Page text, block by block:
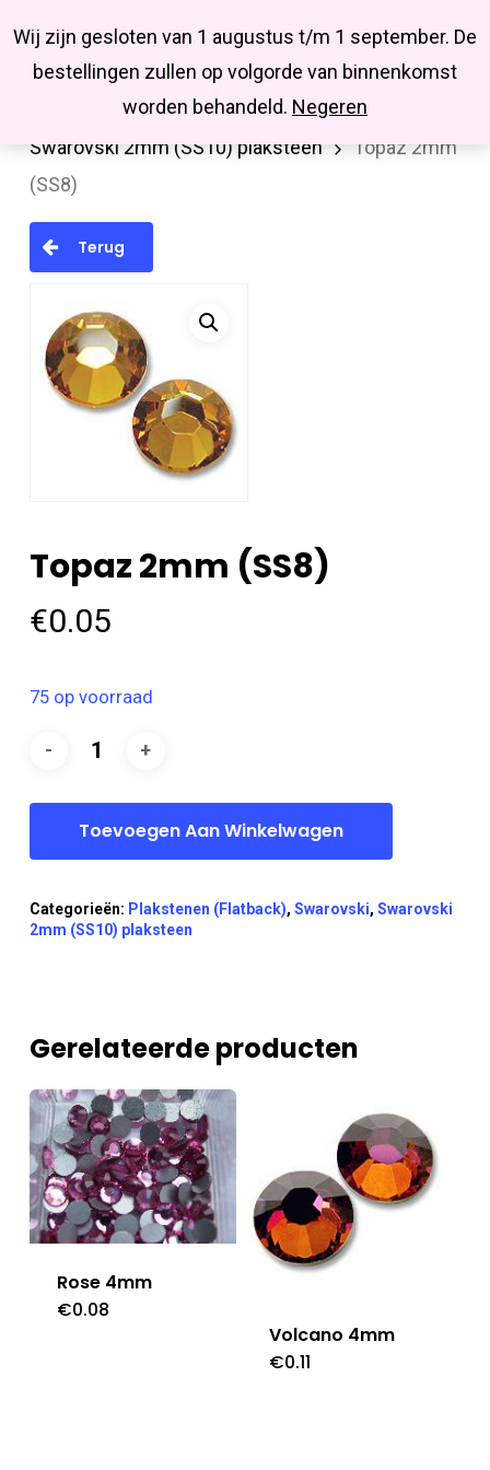
Wij zijn gesloten van 1 augustus t/m 1 september. De
bestellingen zullen op volgorde van binnenkomst
worden behandeld. Negeren
main
Missbluesieraden
searchaccount
Swarovski
Plakstenen (Flatback)
Swarovski 2mm (SS10) plaksteen
Topaz 2mm
(SS8)
Terug
Topaz 2mm (SS8)
€0.05
75 op voorraad
Toevoegen Aan Winkelwagen
Categorieën: Plakstenen (Flatback), Swarovski, Swarovski
2mm (SS10) plaksteen
Gerelateerde producten
Rose 4mm
€0.08
Volcano 4mm
€0.11
Close